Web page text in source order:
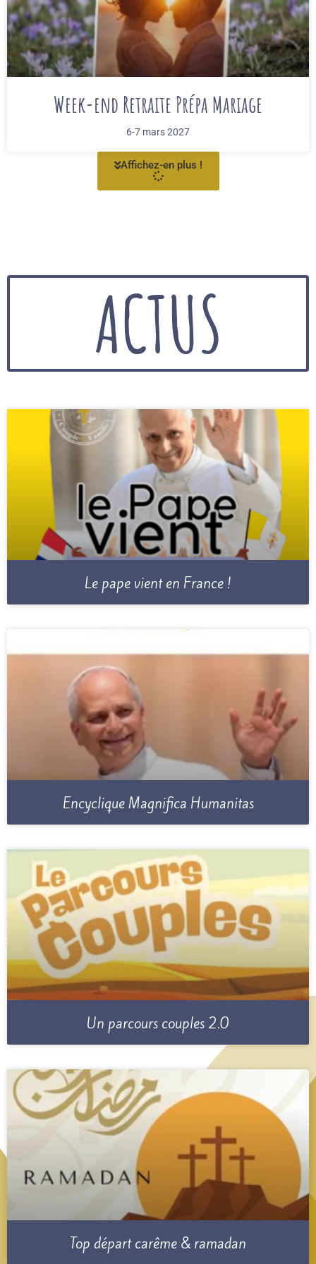
Week-end Retraite Prépa Mariage
6-7 mars 2027
Affichez-en plus !
Le pape vient en France !
Encyclique Magnifica Humanitas
Un parcours couples 2.0
Top départ carême & ramadan
ACTUS